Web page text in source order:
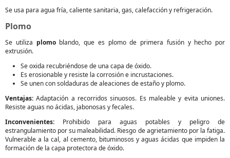
Se usa para agua fría, caliente sanitaria, gas, calefacción y refrigeración.
Plomo
Se utiliza plomoblando, que es plomo de primera fusión y hecho por
extrusión.
Se oxida recubriéndose de una capa de óxido.
Es erosionable y resiste la corrosión e incrustaciones.
Se unen con soldaduras de aleaciones de estaño y plomo.
Ventajas: Adaptación a recorridos sinuosos. Es maleable y evita uniones.
Resiste aguas no ácidas, jabonosas y fecales.
Inconvenientes: Prohibido para aguas potables y peligro de
estrangulamiento por su maleabilidad. Riesgo de agrietamiento por la fatiga.
Vulnerable a la cal, al cemento, bituminosos y aguas ácidas que impiden la
formación de la capa protectora de óxido.